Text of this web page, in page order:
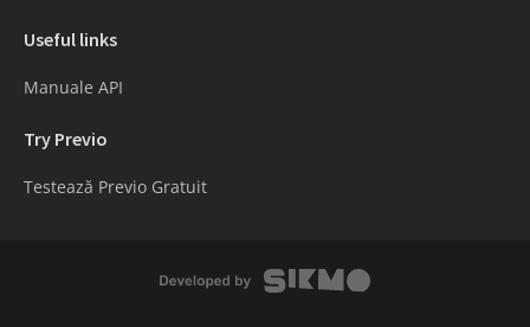
Useful links
Manuale API
Try Previo
Testează Previo Gratuit